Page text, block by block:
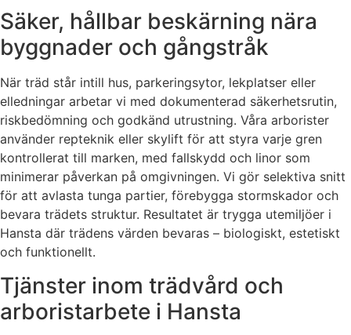
Säker, hållbar beskärning nära
byggnader och gångstråk
När träd står intill hus, parkeringsytor, lekplatser eller
elledningar arbetar vi med dokumenterad säkerhetsrutin,
riskbedömning och godkänd utrustning. Våra arborister
använder repteknik eller skylift för att styra varje gren
kontrollerat till marken, med fallskydd och linor som
minimerar påverkan på omgivningen. Vi gör selektiva snitt
för att avlasta tunga partier, förebygga stormskador och
bevara trädets struktur. Resultatet är trygga utemiljöer i
Hansta där trädens värden bevaras – biologiskt, estetiskt
och funktionellt.
Tjänster inom trädvård och
arboristarbete i Hansta